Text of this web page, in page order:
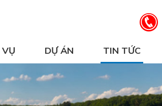
VỤ DỰ ÁN TIN TỨC